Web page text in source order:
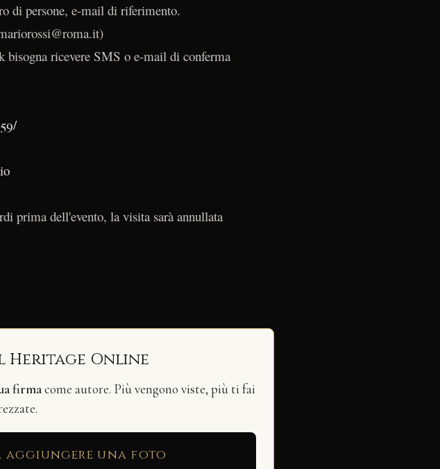
di persone, e-mail di riferimento.
ricevere SMS o e-mail di conferma
prima dell'evento, la visita sarà annullata
Online
firmacome autore. Più vengono viste, più ti fai
una foto